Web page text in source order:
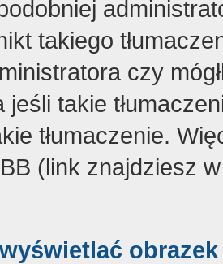
takiego
czy
jeśli takie
tłumaczenie.
(link znajdziesz